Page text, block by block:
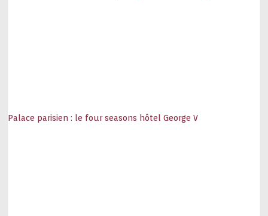
Palace parisien : le four seasons hôtel George V